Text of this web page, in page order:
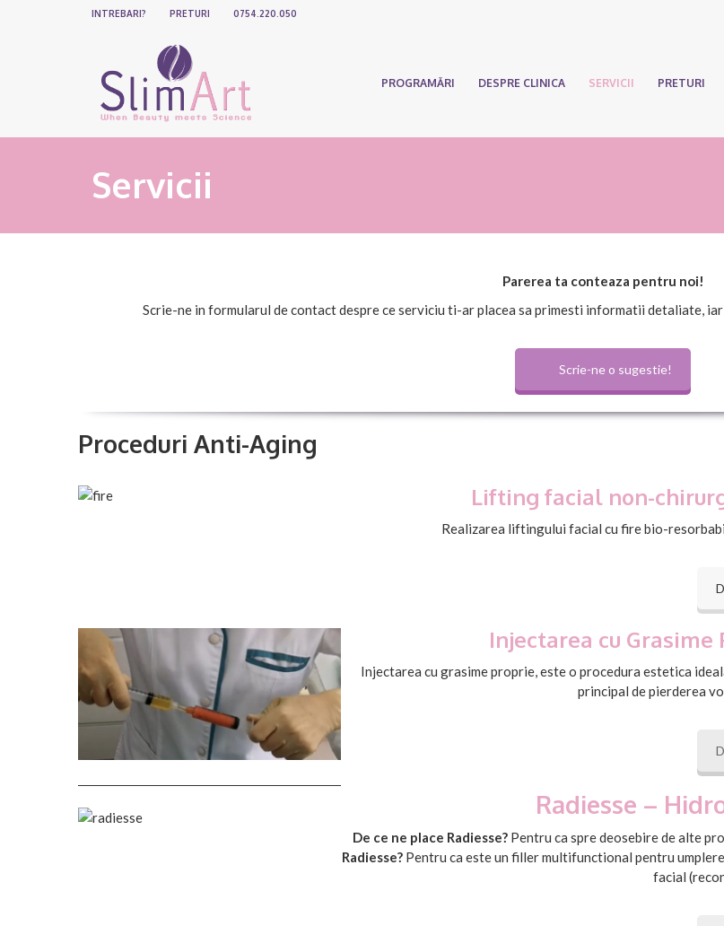
INTREBARI? PRETURI 0754.220.050
PROGRAMĂRI DESPRE CLINICA SERVICII PRETURI
Servicii
Parerea ta conteaza pentru noi!
Scrie-ne in formularul de contact despre ce serviciu ti-ar placea sa primesti informatii detaliate,
Scrie-ne o sugestie!
Proceduri Anti-Aging
Lifting facial non-
Realizarea liftingului facial cu fire bio-
Injectarea cu
Injectarea cu grasime proprie, este o procedura estetica
principal de pierderea
Radiesse –
De ce ne place Radiesse?Pentru ca spre deosebire de alte
Radiesse? Pentru ca este un filler multifunctional pentru
facial